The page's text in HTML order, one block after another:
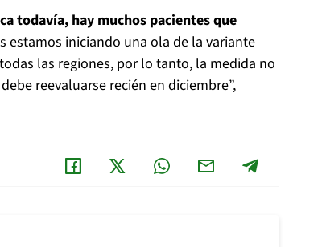
todavía, hay muchos pacientes que
estamos iniciando una ola de la variante
las regiones, por lo tanto, la medida no
reevaluarse recién en diciembre”,